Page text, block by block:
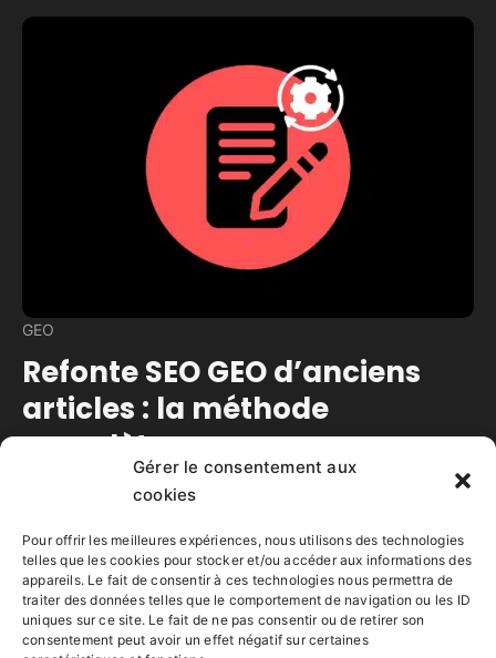
Gérer le consentement aux
cookies
Pour offrir les meilleures expériences, nous utilisons des technologies
telles que les cookies pour stocker et/ou accéder aux informations des
appareils. Le fait de consentir à ces technologies nous permettra de
traiter des données telles que le comportement de navigation ou les ID
uniques sur ce site. Le fait de ne pas consentir ou de retirer son
consentement peut avoir un effet négatif sur certaines
GEO
Refonte SEO GEO d’anciens
articles : la méthode
complète
Temps de lecture estimé :
Apprendre à rafraîchir un ancien article pour
améliorer sa visibilité SEO GEO
Lire la suite